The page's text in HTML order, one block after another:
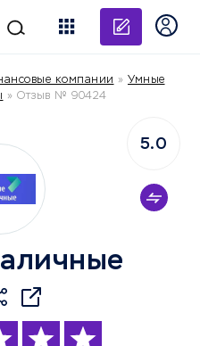
компании » Умные
» Отзыв № 90424
5.0